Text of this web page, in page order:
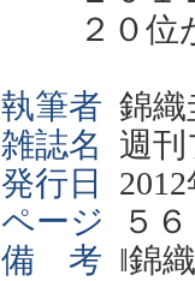
２０
執筆者 錦織
雑誌名
週
発行日
2012
ページ
５
備 考 ‖錦